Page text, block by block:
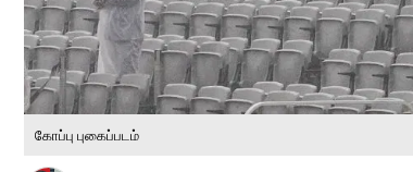
கோப்பு புகைப்படம்